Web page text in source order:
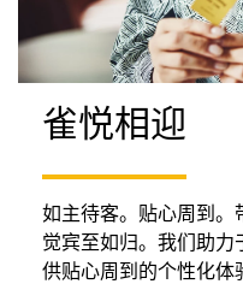
雀悦相迎
如主待客。贴心周到。
觉宾至如归。我们助
供贴心周到的个性化体